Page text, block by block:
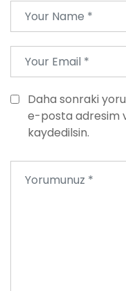
Daha sonraki
e-posta adresim
kaydedilsin.